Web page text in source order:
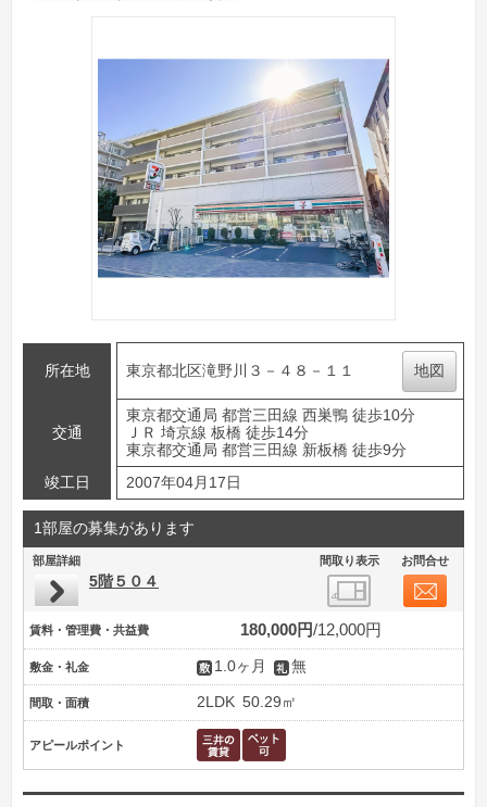
所在地 東京都北区滝野川３－４８－１１ 地図
交通
東京都交通局 都営三田線 西巣鴨 徒歩10分
ＪＲ 埼京線 板橋 徒歩14分
東京都交通局 都営三田線 新板橋 徒歩9分
竣工日
2007年04月17日
1部屋の募集があります
部屋詳細 間取り表示 お問合せ
5階５０４
賃料・管理費・共益費 180,000円 12,000円
敷金・礼金 1.0ヶ月 無
間取・面積 2LDK 50.29㎡
アピールポイント